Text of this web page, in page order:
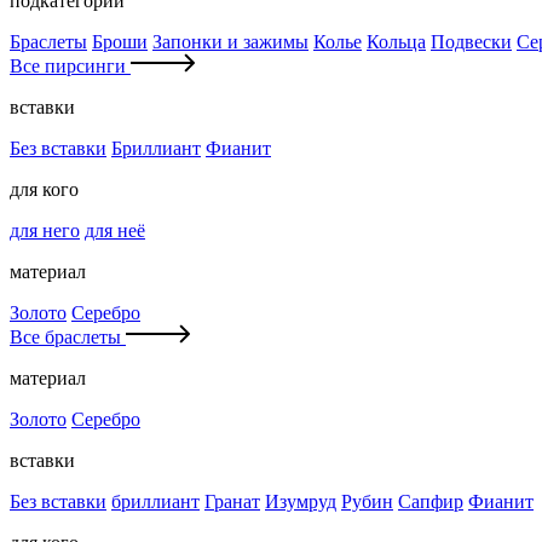
Браслеты Броши Запонки и зажимы Колье Кольца Подвески
Все пирсинги
вставки
Без вставки Бриллиант Фианит
для кого
для него для неё
материал
Золото Серебро
Все браслеты
материал
Золото Серебро
вставки
Без вставки бриллиант Гранат Изумруд Рубин Сапфир Фианит